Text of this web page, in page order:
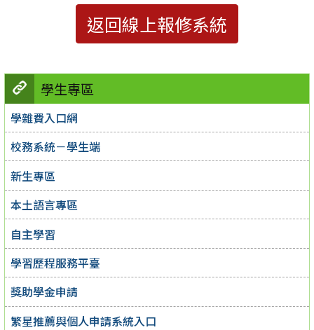
學生專區
學雜費入口網
校務系統－學生端
新生專區
本土語言專區
自主學習
學習歷程服務平臺
獎助學金申請
繁星推薦與個人申請系統入口
返回線上報修系統